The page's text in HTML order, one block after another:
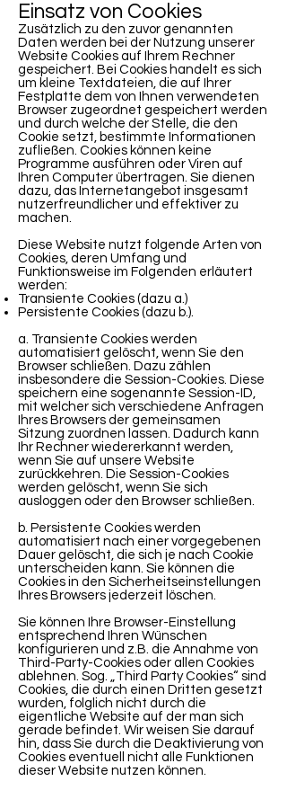
Einsatz von Cookies
Zusätzlich zu den zuvor genannten
Daten werden bei der Nutzung unserer
Website Cookies auf Ihrem Rechner
gespeichert. Bei Cookies handelt es sich
um kleine Textdateien, die auf Ihrer
Festplatte dem von Ihnen verwendeten
Browser zugeordnet gespeichert werden
und durch welche der Stelle, die den
Cookie setzt, bestimmte Informationen
zufließen. Cookies können keine
Programme ausführen oder Viren auf
Ihren Computer übertragen. Sie dienen
dazu, das Internetangebot insgesamt
nutzerfreundlicher und effektiver zu
machen.
Diese Website nutzt folgende Arten von
Cookies, deren Umfang und
Funktionsweise im Folgenden erläutert
werden:
Transiente Cookies (dazu a.)
Persistente Cookies (dazu b.).
a. Transiente Cookies werden
automatisiert gelöscht, wenn Sie den
Browser schließen. Dazu zählen
insbesondere die Session-Cookies. Diese
speichern eine sogenannte Session-ID,
mit welcher sich verschiedene Anfragen
Ihres Browsers der gemeinsamen
Sitzung zuordnen lassen. Dadurch kann
Ihr Rechner wiedererkannt werden,
wenn Sie auf unsere Website
zurückkehren. Die Session-Cookies
werden gelöscht, wenn Sie sich
ausloggen oder den Browser schließen.
b. Persistente Cookies werden
automatisiert nach einer vorgegebenen
Dauer gelöscht, die sich je nach Cookie
unterscheiden kann. Sie können die
Cookies in den Sicherheitseinstellungen
Ihres Browsers jederzeit löschen.
Sie können Ihre Browser-Einstellung
entsprechend Ihren Wünschen
konfigurieren und z.B. die Annahme von
Third-Party-Cookies oder allen Cookies
ablehnen. Sog. „Third Party Cookies“ sind
Cookies, die durch einen Dritten gesetzt
wurden, folglich nicht durch die
eigentliche Website auf der man sich
gerade befindet. Wir weisen Sie darauf
hin, dass Sie durch die Deaktivierung von
Cookies eventuell nicht alle Funktionen
dieser Website nutzen können.